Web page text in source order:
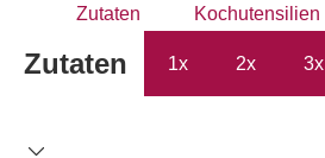
Zutaten
Kochutensilien
Zutaten 1x 2x 3x